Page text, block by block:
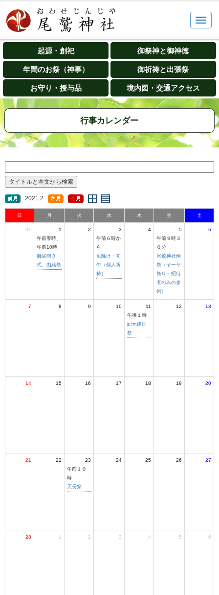
起源・創祀 御祭神と御神徳
年間のお祭（神事） 御祈祷と出張祭
お守り・授与品 境内図・交通アクセス
行事カレンダー
2021.2
日 月 火 水 木 金 土
31
1
午前零時、
午前10時
御扉開き
式、由緒祭
2
3
午前６時か
ら
厄除け・初
午（個人祈
祷）
4
5
午前９時３
０分
尾鷲神社例
祭（ヤーヤ
祭り～招待
者のみの参
列）
6
7 8 9 10
11
午後１時
紀元建国
祭
12 13
14 15 16 17 18 19 20
21 22
23
午前１０
時
天長祭
24 25 26 27
28 1 2 3 4 5 6